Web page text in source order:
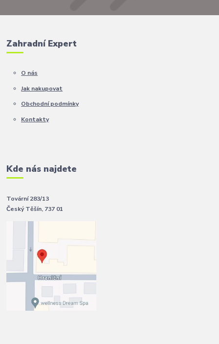
Zahradní Expert
O nás
Jak nakupovat
Obchodní podmínky
Kontakty
Kde nás najdete
Tovární 283/13
Český Těšín, 737 01